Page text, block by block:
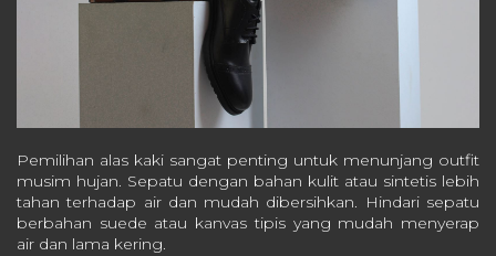
Pemilihan alas kaki sangat penting untuk menunjang outfit
musim hujan. Sepatu dengan bahan kulit atau sintetis lebih
tahan terhadap air dan mudah dibersihkan. Hindari sepatu
berbahan suede atau kanvas tipis yang mudah menyerap
air dan lama kering.